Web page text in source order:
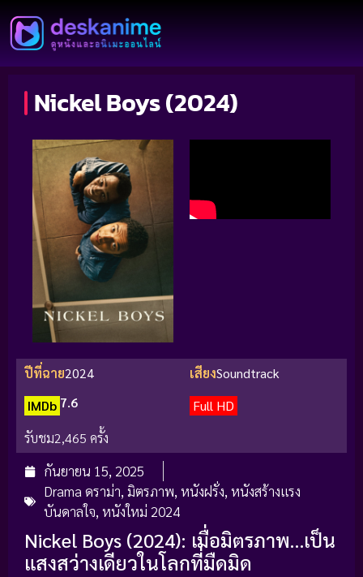
Nickel Boys (2024)
ปีที่ฉาย2024 เสียงSoundtrack
IMDb 7.6
Full HD
รับชม2,465 ครั้ง
กันยายน 15, 2025
Drama ดราม่า, มิตรภาพ, หนังฝรั่ง, หนังสร้างแรง
บันดาลใจ, หนังใหม่ 2024
Nickel Boys (2024): เมื่อมิตรภาพ…เป็น
แสงสว่างเดียวในโลกที่มืดมิด